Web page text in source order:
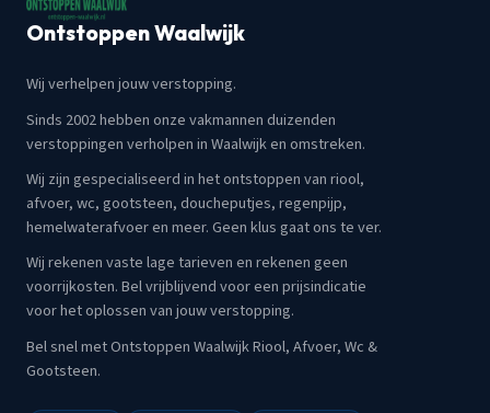
Ontstoppen Waalwijk
Wij verhelpen jouw verstopping.
Sinds 2002 hebben onze vakmannen duizenden
verstoppingen verholpen in Waalwijk en omstreken.
Wij zijn gespecialiseerd in het ontstoppen van riool,
afvoer, wc, gootsteen, doucheputjes, regenpijp,
hemelwaterafvoer en meer. Geen klus gaat ons te ver.
Wij rekenen vaste lage tarieven en rekenen geen
voorrijkosten. Bel vrijblijvend voor een prijsindicatie
voor het oplossen van jouw verstopping.
Bel snel met Ontstoppen Waalwijk Riool, Afvoer, Wc &
Gootsteen.